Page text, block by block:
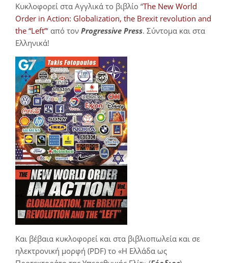
Κυκλοφορεί στα Αγγλικά το βιβλίο “The New World
Order in Action: Globalization, the Brexit revolution and
the “Left”‘ από τον Progressive Press. Σύντομα και στα
Ελληνικά!
Και βέβαια κυκλοφορεί και στα βιβλιοπωλεία και σε
ηλεκτρονική μορφή (PDF) το «Η Ελλάδα ως